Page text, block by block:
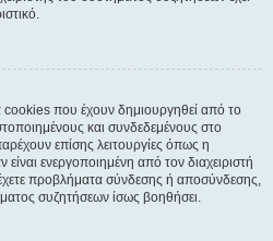
cookies που έχουν δημιουργηθεί από το
και συνδεδεμένους στο
επίσης λειτουργίες όπως η
ενεργοποιημένη από τον διαχειριστή
προβλήματα σύνδεσης ή αποσύνδεσης,
συζητήσεων ίσως βοηθήσει.